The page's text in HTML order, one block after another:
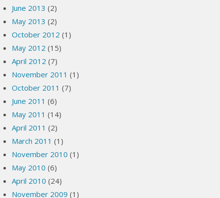
June 2013 (2)
May 2013 (2)
October 2012 (1)
May 2012 (15)
April 2012 (7)
November 2011 (1)
October 2011 (7)
June 2011 (6)
May 2011 (14)
April 2011 (2)
March 2011 (1)
November 2010 (1)
May 2010 (6)
April 2010 (24)
November 2009 (1)